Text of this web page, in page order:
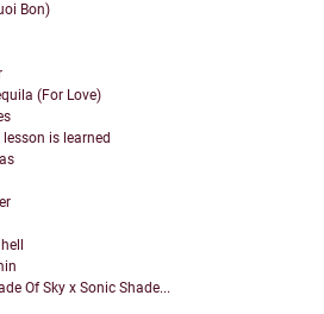
Bon)
(For Love)
is learned
Of Sky x Sonic Shade...